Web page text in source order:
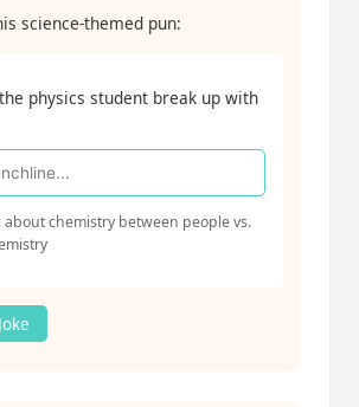
science-themed pun:
physics student break up with
about chemistry between people vs.